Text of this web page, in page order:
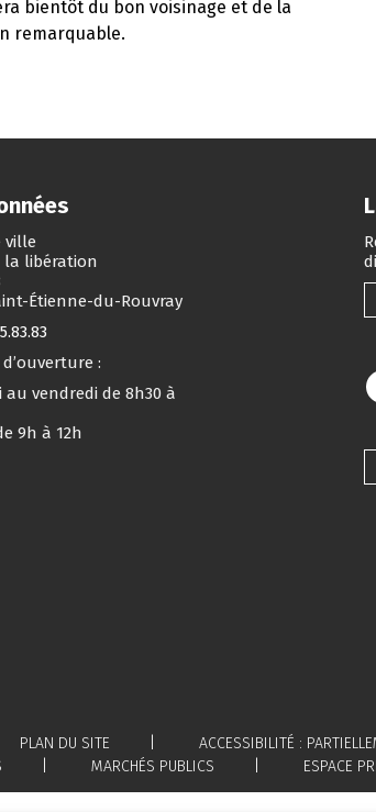
bientôt du bon voisinage et de la
remarquable.
ville
la libération
Étienne-du-Rouvray
:
vendredi de 8h30 à
9h à 12h
PLAN DU SITE ACCESSIBILITÉ :
MARCHÉS PUBLICS ESPACE